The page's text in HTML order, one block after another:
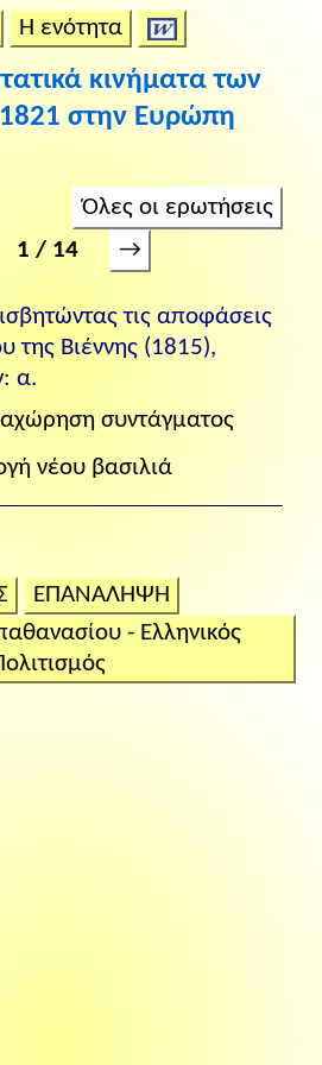
Η ενότητα
κινήματα των
στην Ευρώπη
Όλες οι ερωτήσεις
1 / 14
→
τις αποφάσεις
της Βιέννης (1815),
α.
συντάγματος
νέου βασιλιά
ΕΠΑΝΑΛΗΨΗ
- Ελληνικός